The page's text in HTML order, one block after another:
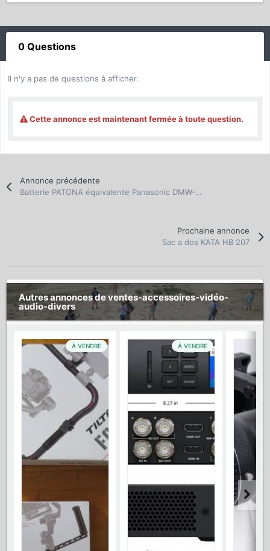
0 Questions
Il n'y a pas de questions à afficher.
Cette annonce est maintenant fermée à toute question.
Annonce précédente
Batterie PATONA équivalente Panasonic DMW-BLG10
Prochaine annonce
Sac a dos KATA HB 207
Autres annonces de ventes-accessoires-vidéo-
audio-divers
À VENDRE À VENDRE